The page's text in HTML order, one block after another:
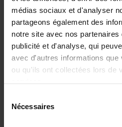
médias sociaux et d'analyser
partageons également des
notre site avec nos
publicité et d'analyse, qui
avec d'autres informations que
ou qu'ils ont collectées lors de
Nécessaires
Business
Jochen Roef
Couverture
€29,99